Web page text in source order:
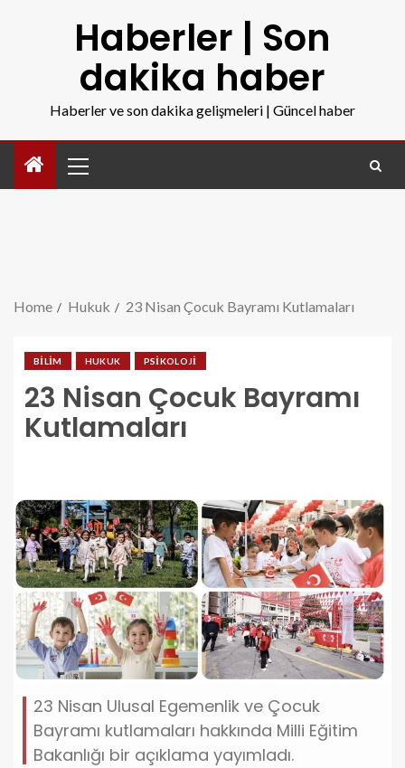
Haberler | Son
dakika haber
Haberler ve son dakika gelişmeleri | Güncel haber
Home Hukuk 23 Nisan Çocuk Bayramı Kutlamaları
BILIM HUKUK PSIKOLOJI
23 Nisan Çocuk Bayramı
Kutlamaları
23 Nisan Ulusal Egemenlik ve Çocuk
Bayramı kutlamaları hakkında Milli Eğitim
Bakanlığı bir açıklama yayımladı.